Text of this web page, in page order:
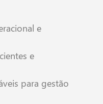
e
e
para gestão